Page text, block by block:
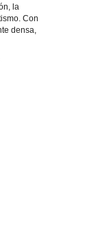
la
Con
densa,